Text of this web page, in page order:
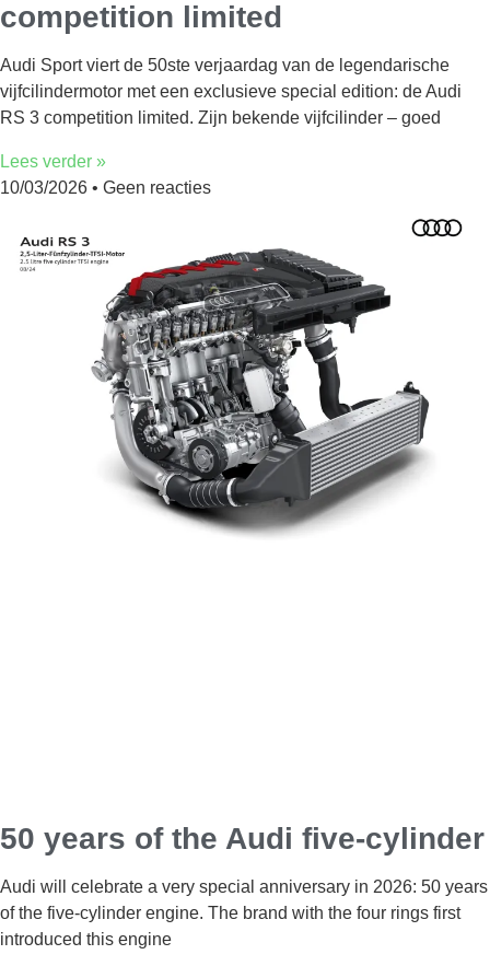
competition limited
Audi Sport viert de 50ste verjaardag van de legendarische
vijfcilindermotor met een exclusieve special edition: de Audi
RS 3 competition limited. Zijn bekende vijfcilinder – goed
Lees verder »
10/03/2026
Geen reacties
50 years of the Audi five-cylinder
Audi will celebrate a very special anniversary in 2026: 50 years
of the five-cylinder engine. The brand with the four rings first
introduced this engine